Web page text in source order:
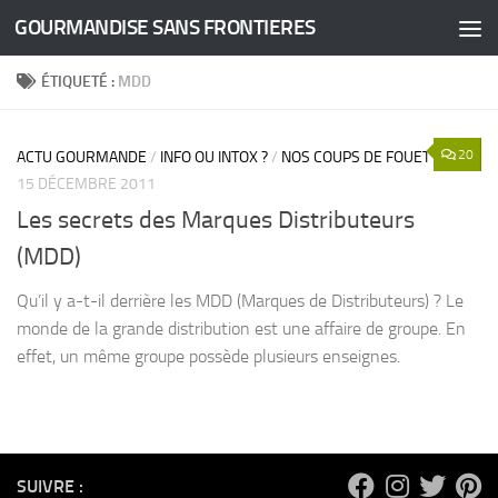
Skip to content
GOURMANDISE SANS FRONTIERES
ÉTIQUETÉ : MDD
20
ACTU GOURMANDE / INFO OU INTOX ?/ NOS COUPS DE FOUET
15 DÉCEMBRE 2011
Les secrets des Marques Distributeurs
(MDD)
Qu’il y a-t-il derrière les MDD (Marques de Distributeurs) ? Le
monde de la grande distribution est une affaire de groupe. En
effet, un même groupe possède plusieurs enseignes.
SUIVRE :